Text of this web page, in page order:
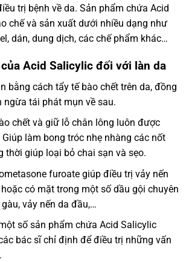
trị bệnh về da. Sản phẩm chứa Acid
chế và sản xuất dưới nhiều dạng như
dán, dung dịch, các chế phẩm khác…
Acid Salicylic đối với làn da
bằng cách tẩy tế bào chết trên da, đồng
ngừa tái phát mụn về sau.
chết và giữ lỗ chân lông luôn được
làm bong tróc nhẹ nhàng các nốt
thời giúp loại bỏ chai sạn và sẹo.
furoate giúp điều trị vảy nến
có mặt trong một số dầu gội chuyên
vảy nến da đầu,…
số sản phẩm chứa Acid Salicylic
bác sĩ chỉ định để điều trị những vấn